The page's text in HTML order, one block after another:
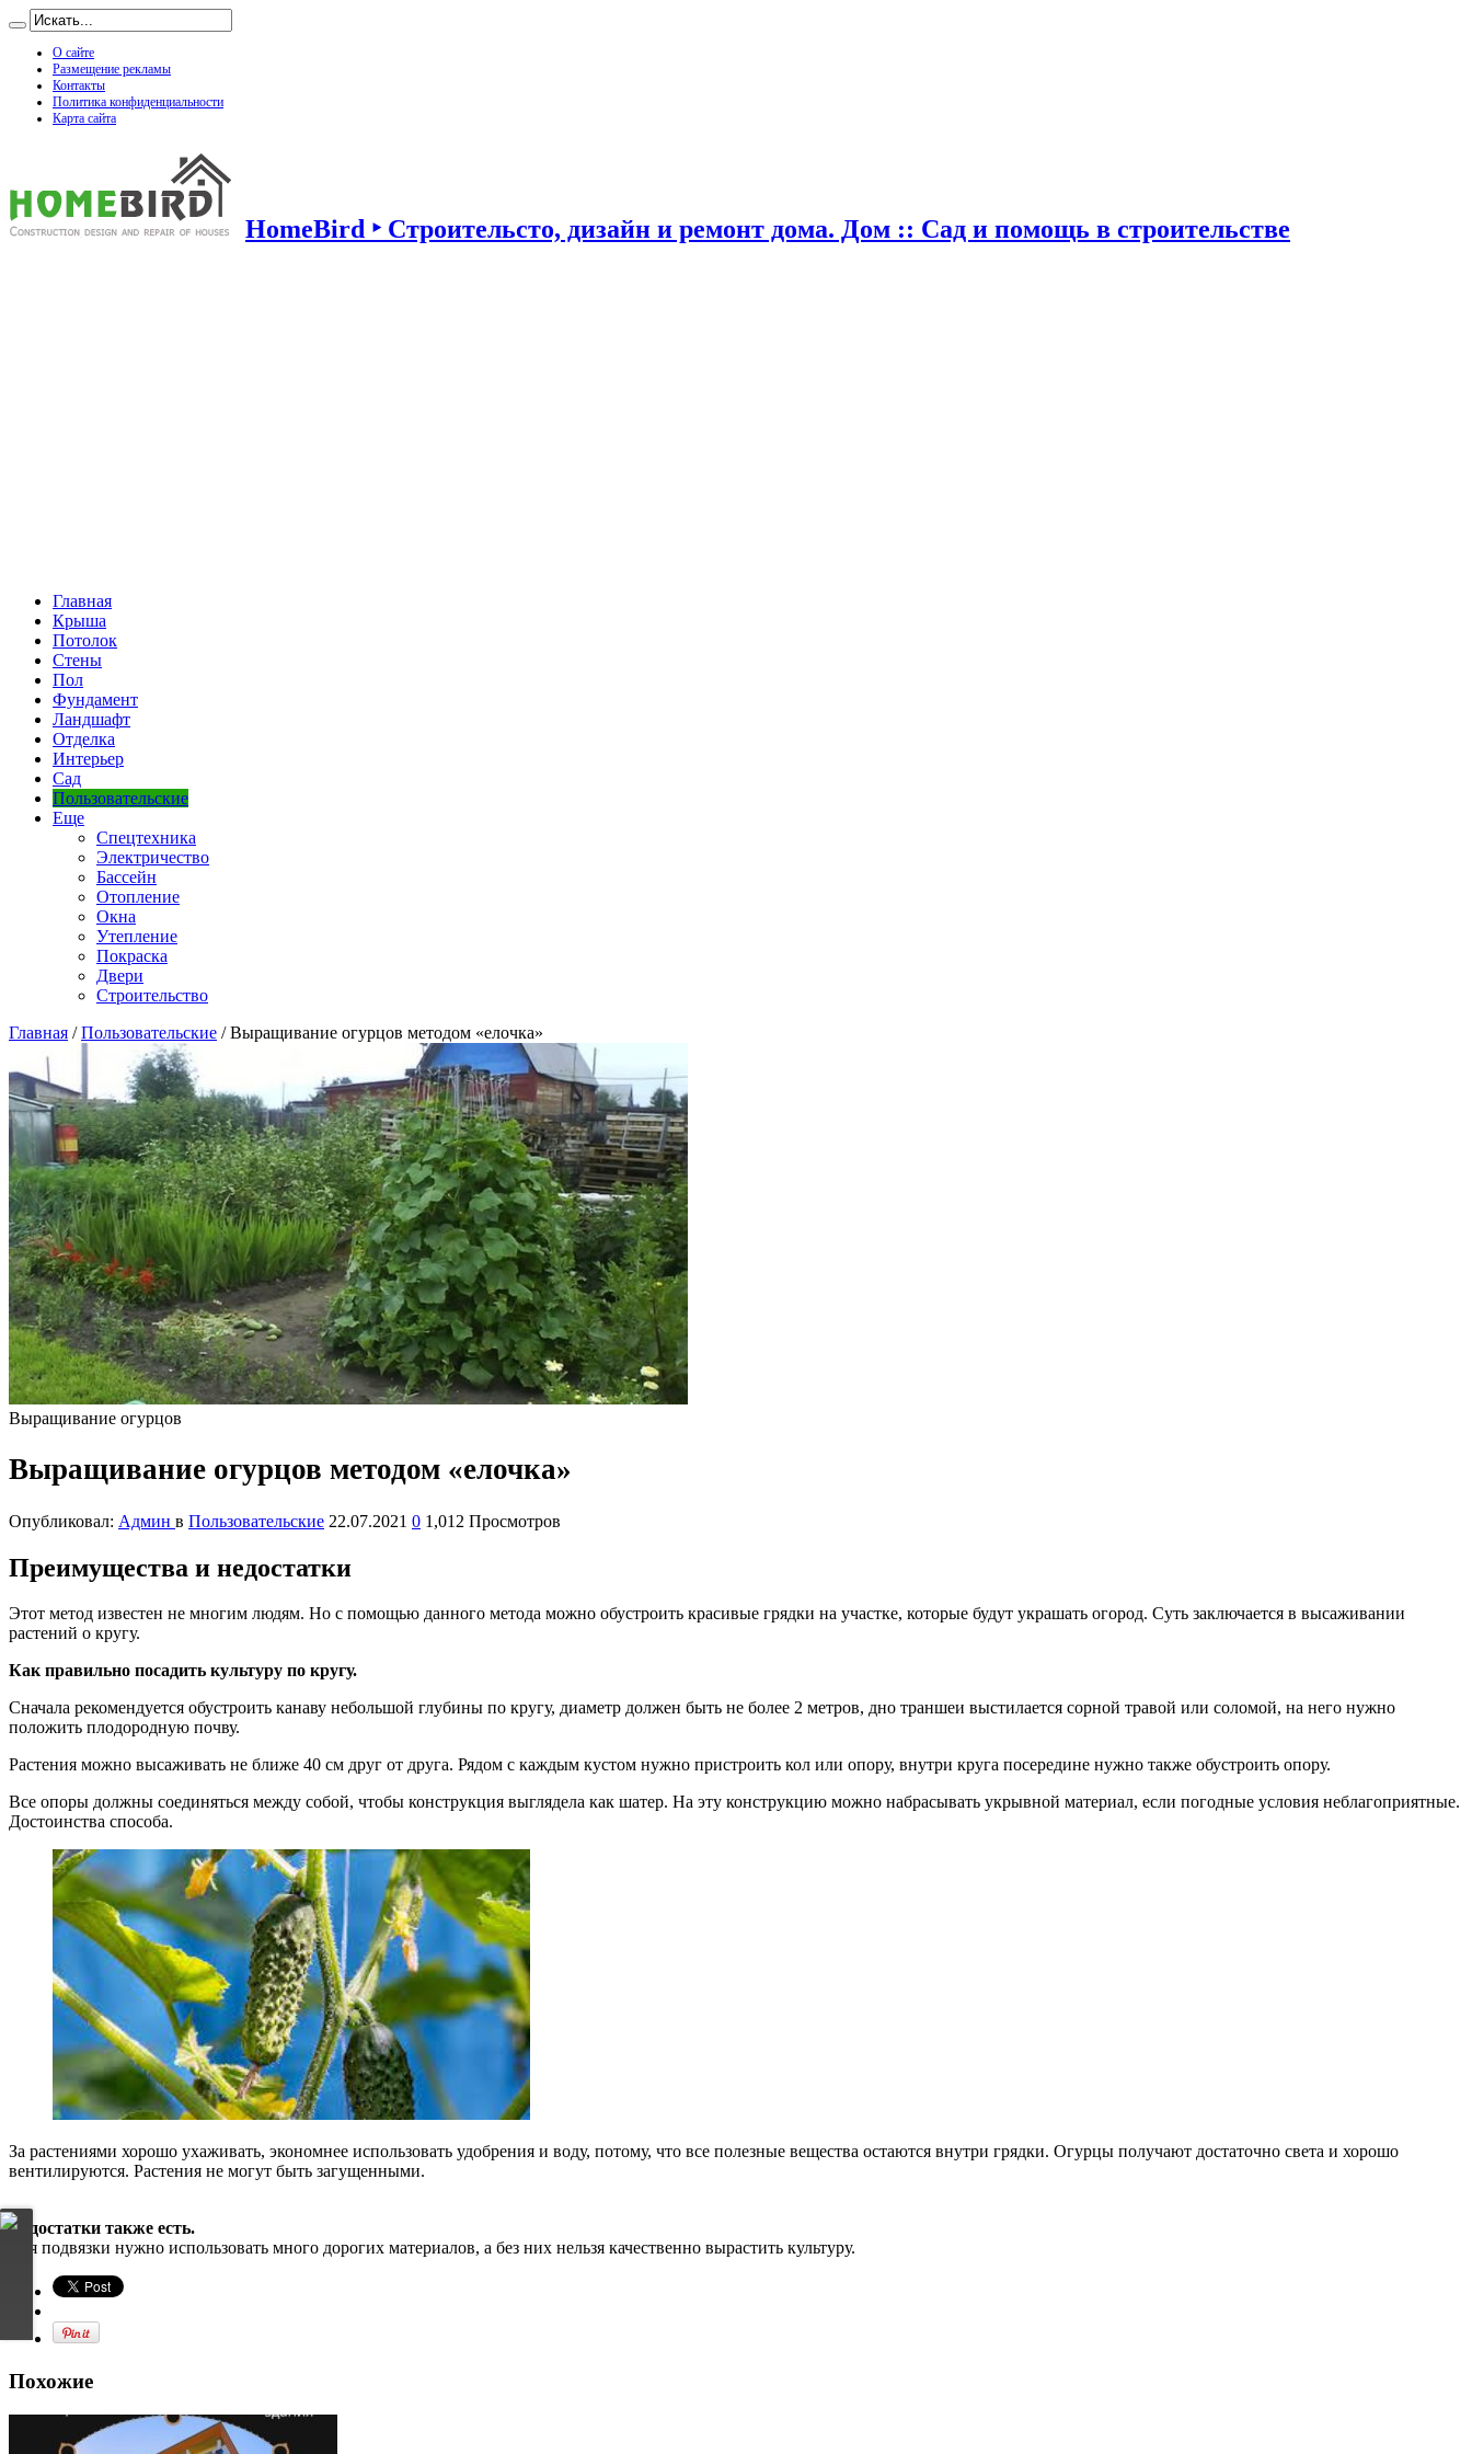
О сайте
Размещение рекламы
Контакты
Политика конфиденциальности
Карта сайта
HomeBird ‣ Строительсто, дизайн и ремонт дома. Дом :: Сад и помощь в строительстве
Главная
Крыша
Потолок
Стены
Пол
Фундамент
Ландшафт
Отделка
Интерьер
Сад
Пользовательские
Еще
Спецтехника
Электричество
Бассейн
Отопление
Окна
Утепление
Покраска
Двери
Строительство
Главная / Пользовательские / Выращивание огурцов методом «елочка»
Выращивание огурцов
Выращивание огурцов методом «елочка»
Опубликовал: Админ в Пользовательские 22.07.2021 0 1,012 Просмотров
Преимущества и недостатки
Этот метод известен не многим людям. Но с помощью данного метода можно обустроить красивые грядки на участке, которые будут украшать огород. Суть заключается в высаживании
растений о кругу.
Как правильно посадить культуру по кругу.
Сначала рекомендуется обустроить канаву небольшой глубины по кругу, диаметр должен быть не более 2 метров, дно траншеи выстилается сорной травой или соломой, на него нужно
положить плодородную почву.
Растения можно высаживать не ближе 40 см друг от друга. Рядом с каждым кустом нужно пристроить кол или опору, внутри круга посередине нужно также обустроить опору.
Все опоры должны соединяться между собой, чтобы конструкция выглядела как шатер. На эту конструкцию можно набрасывать укрывной материал, если погодные условия неблагоприятные.
Достоинства способа.
За растениями хорошо ухаживать, экономнее использовать удобрения и воду, потому, что все полезные вещества остаются внутри грядки. Огурцы получают достаточно света и хорошо
вентилируются. Растения не могут быть загущенными.
Недостатки также есть.
Для подвязки нужно использовать много дорогих материалов, а без них нельзя качественно вырастить культуру.
Похожие